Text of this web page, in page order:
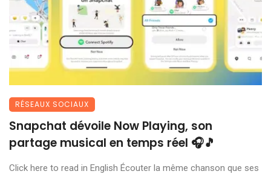
RÉSEAUX SOCIAUX
Snapchat dévoile Now Playing, son
partage musical en temps réel 🎧🎵
Click here to read in English Écouter la même chanson que ses